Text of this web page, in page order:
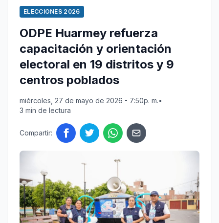
ELECCIONES 2026
ODPE Huarmey refuerza
capacitación y orientación
electoral en 19 distritos y 9
centros poblados
miércoles, 27 de mayo de 2026 - 7:50p. m.•
3 min de lectura
Compartir: